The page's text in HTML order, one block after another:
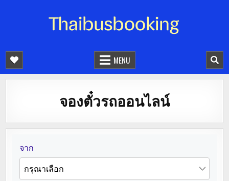
จองตั๋วรถออนไลน์ 24 ชั่วโมง
MENU
จองตั๋วรถออนไลน์